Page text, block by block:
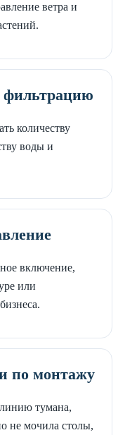
ветра и
фильтрацию
количеству
воды и
включение,
или
по монтажу
тумана,
не мочила столы,